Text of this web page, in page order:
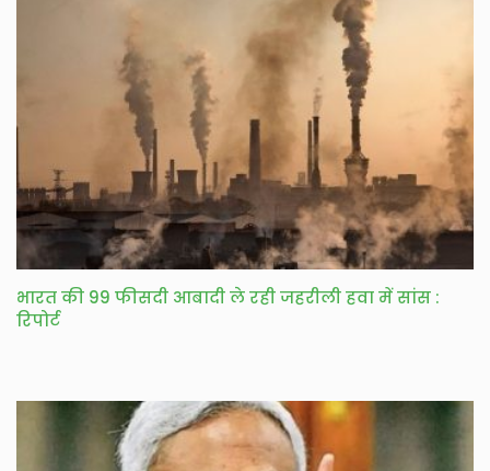
भारत की 99 फीसदी आबादी ले रही जहरीली हवा में सांस :
रिपोर्ट